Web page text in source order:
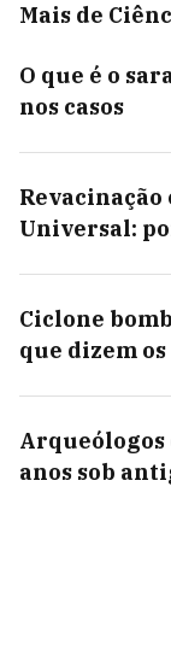
Mais de
O que é o
nos casos
Revacinação
Universal:
Ciclone
que dizem
anos sob